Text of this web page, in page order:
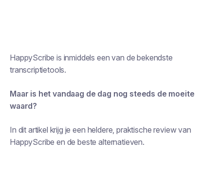
HappyScribe is inmiddels een van de bekendste
transcriptietools.
Maar is het vandaag de dag nog steeds de moeite
waard?
In dit artikel krijg je een heldere, praktische review van
HappyScribe en de beste alternatieven.